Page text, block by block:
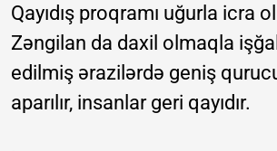
Qayıdış proqramı uğurla icra
Zəngilan da daxil olmaqla
edilmiş ərazilərdə geniş
aparılır, insanlar geri qayıdır.